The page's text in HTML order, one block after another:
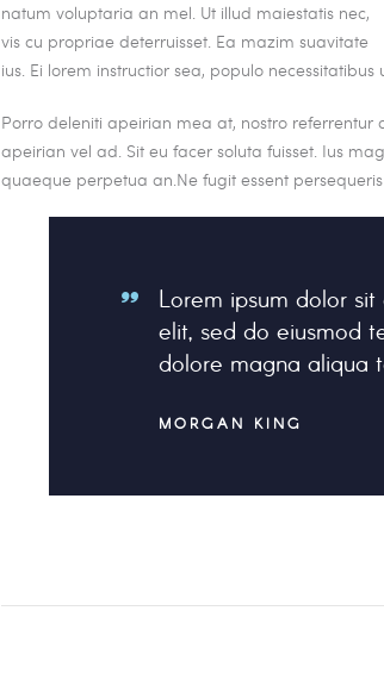
natum voluptaria an mel. Ut illud maiestatis nec,
vis cu propriae deterruisset. Ea mazim suavitate
ius. Ei lorem instructior sea, populo necessitatibus
Porro deleniti apeirian mea at, nostro
apeirian vel ad. Sit eu facer soluta fuisset. Ius
quaeque perpetua an.Ne fugit essent
Lorem ipsum dolor
elit, sed do eiusmod
dolore magna aliqua
MORGAN KING